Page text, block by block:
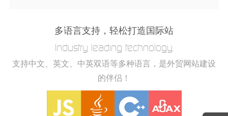
多语言支持，轻松打造国际站
Industry leading technology.
支持中文、英文、中英双语等多种语言，是外贸网站建设
的伴侣！